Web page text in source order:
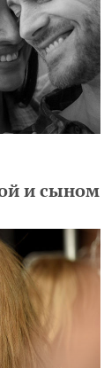
и сыном